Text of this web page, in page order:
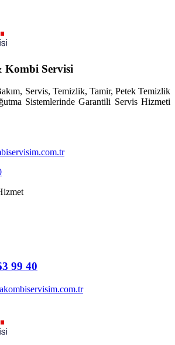
Servisi
Servis, Temizlik, Tamir, Petek Temizlik
Sistemlerinde Garantili Servis Hizmeti
99 40